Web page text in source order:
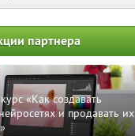
партнера
«Как создавать
и продавать их